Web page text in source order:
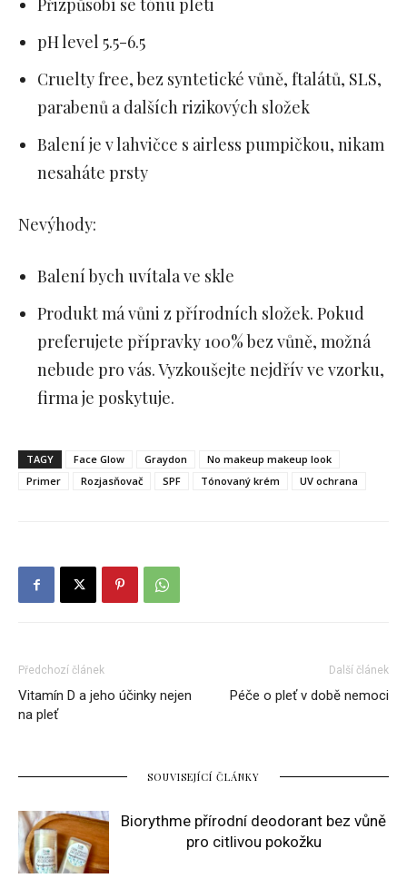
Přizpůsobí se tónu pleti
pH level 5.5-6.5
Cruelty free, bez syntetické vůně, ftalátů, SLS,
parabenů a dalších rizikových složek
Balení je v lahvičce s airless pumpičkou, nikam
nesaháte prsty
Nevýhody:
Balení bych uvítala ve skle
Produkt má vůni z přírodních složek. Pokud
preferujete přípravky 100% bez vůně, možná
nebude pro vás. Vyzkoušejte nejdřív ve vzorku,
firma je poskytuje.
TAGY Face Glow Graydon
No makeup makeup look
Primer
Rozjasňovač SPF Tónovaný krém UV ochrana
Předchozí článek
Vitamín D a jeho účinky nejen
na pleť
Další článek
Péče o pleť v době nemoci
SOUVISEJÍCÍ ČLÁNKY
Biorythme přírodní deodorant bez vůně
pro citlivou pokožku